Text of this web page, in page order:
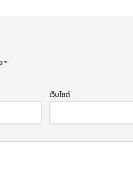
*
เว็บไซต์